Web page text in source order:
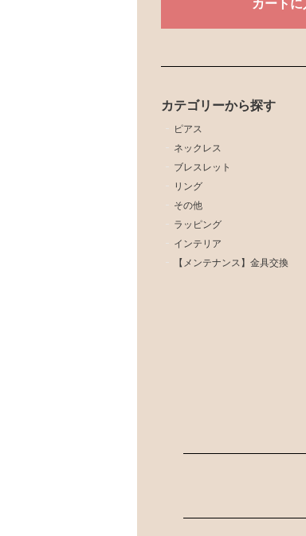
カテゴリーから探す
ピアス
ネックレス
ブレスレット
リング
その他
ラッピング
インテリア
【メンテナンス】金具交換